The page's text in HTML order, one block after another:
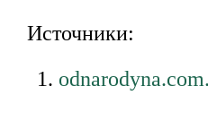
Источники: